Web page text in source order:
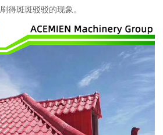
得斑斑驳驳的现象。